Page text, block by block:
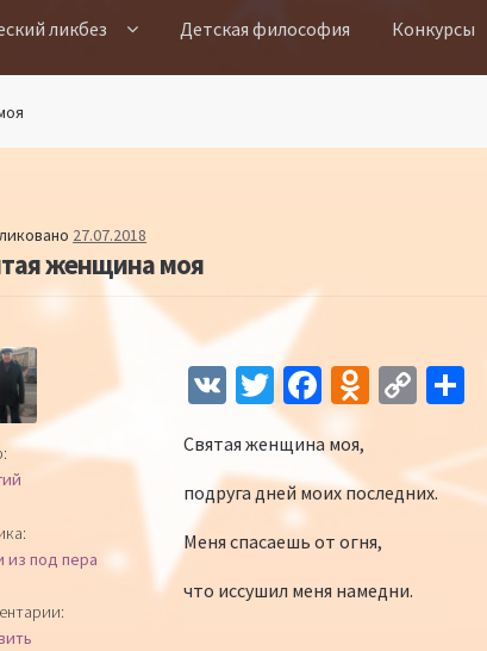
ликбез Детская философия Конкурсы
27.07.2018
женщина моя
из под пера
V T
wi
tt
er
Fa
ce
b
o
o
k
O
o
kl
as
sn
C
p
y
О
р
Святая женщина моя,
подруга дней моих последних.
Меня спасаешь от огня,
что иссушил меня намедни.
Навигация по записям